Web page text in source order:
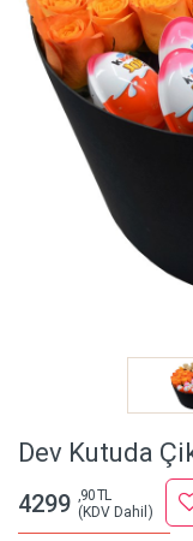
Dev Kutuda
4299 ,90 TL
(KDV Dahil)